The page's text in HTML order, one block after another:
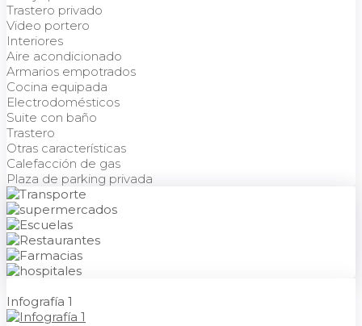
Trastero privado
Video portero
Interiores
Aire acondicionado
Armarios empotrados
Cocina equipada
Electrodomésticos
Suite con baño
Trastero
Otras características
Calefacción de gas
Plaza de parking privada
Infografía 1